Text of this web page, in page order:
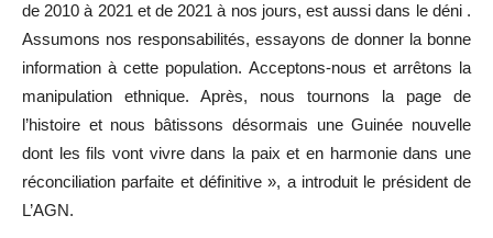
de 2010 à 2021 et de 2021 à nos jours, est aussi dans le déni .
Assumons nos responsabilités, essayons de donner la bonne
information à cette population. Acceptons-nous et arrêtons la
manipulation ethnique. Après, nous tournons la page de
l’histoire et nous bâtissons désormais une Guinée nouvelle
dont les fils vont vivre dans la paix et en harmonie dans une
réconciliation parfaite et définitive », a introduit le président de
L’AGN.